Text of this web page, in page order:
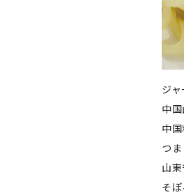
ジ
中
中
つ
山
そ